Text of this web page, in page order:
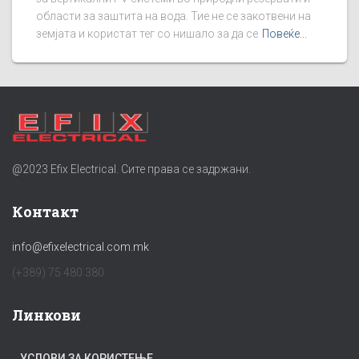
области за заштита на вода. Тие не се закотвени на
земјата и користат тег со нишало за да се Повеќе...
@2023 Efix Electrical. Сите права се задржани.
Контакт
info@efixelectrical.com.mk
(+389) 75 480 380
Линкови